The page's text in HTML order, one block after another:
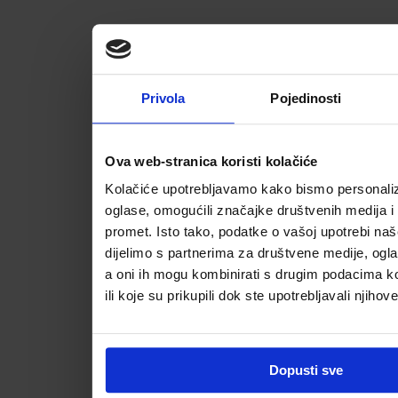
Privola Pojedinosti
Ova web-stranica koristi kolačiće
Kolačiće upotrebljavamo kako bismo
oglase, omogućili značajke društvenih medija i
promet. Isto tako, podatke o vašoj upotrebi
dijelimo s partnerima za društvene medije,
a oni ih mogu kombinirati s drugim podacima
ili koje su prikupili dok ste upotrebljavali
Dopusti sve